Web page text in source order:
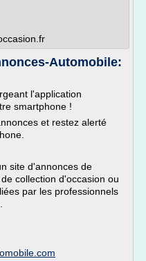
Automobile:
l'application
smartphone !
et restez alerté
site d'annonces de
collection d'occasion ou
par les professionnels